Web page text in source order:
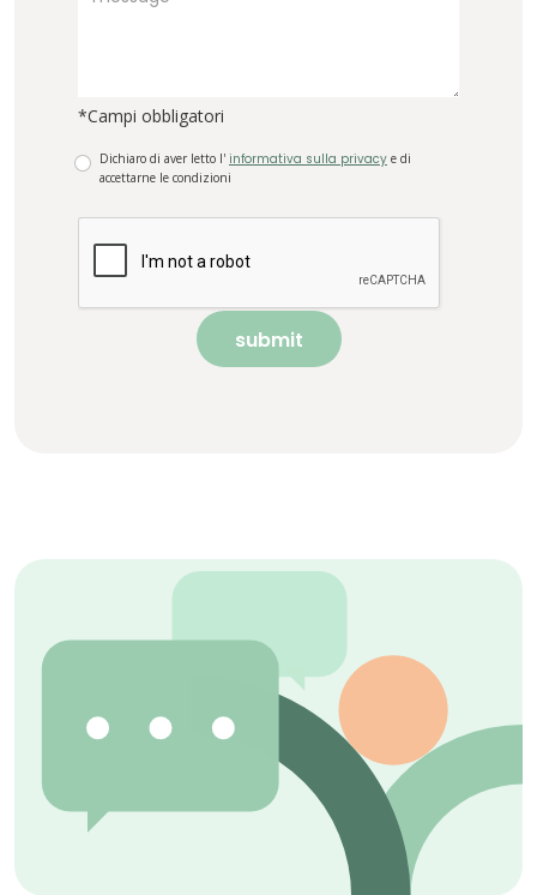
*Campi obbligatori
Dichiaro di aver letto l' informativa sulla privacy e di
accettarne le condizioni
submit